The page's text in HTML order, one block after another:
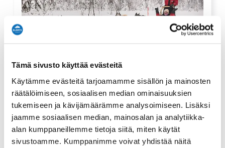
Tämä sivusto käyttää evästeitä
Käytämme evästeitä tarjoamamme sisällön ja mainosten
räätälöimiseen, sosiaalisen median ominaisuuksien
tukemiseen ja kävijämäärämme analysoimiseen. Lisäksi
jaamme sosiaalisen median, mainosalan ja analytiikka-
alan kumppaneillemme tietoja siitä, miten käytät
sivustoamme. Kumppanimme voivat yhdistää näitä
2 tuntia
Kohtalainen
100 Arvostelua
kohde
Ruka